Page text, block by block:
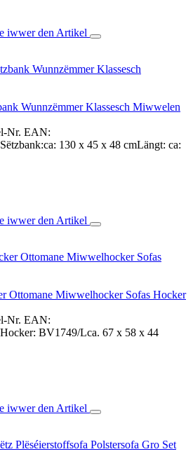
iwwer den Artikel
Wunnzëmmer Klassesch Miwwelen
Nr. EAN:
130 x 45 x 48 cmLängt: ca:
iwwer den Artikel
Ottomane Miwwelhocker Sofas Hocker
Nr. EAN:
BV1749/Lca. 67 x 58 x 44
iwwer den Artikel